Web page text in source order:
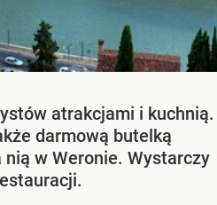
atrakcjami i kuchnią.
darmową butelką
nią w Weronie. Wystarczy